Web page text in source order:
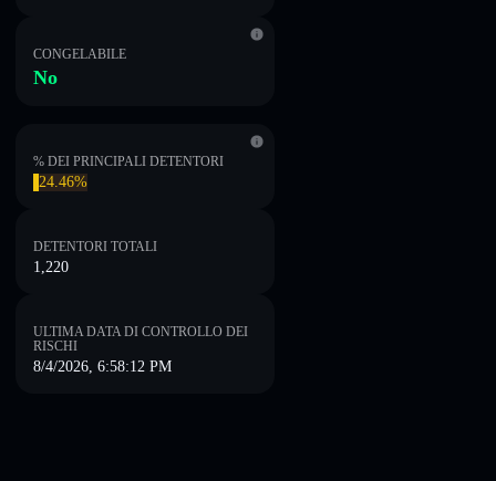
CONGELABILE
No
% DEI PRINCIPALI DETENTORI
24.46%
DETENTORI TOTALI
1,220
ULTIMA DATA DI CONTROLLO DEI
RISCHI
8/4/2026, 6:58:12 PM